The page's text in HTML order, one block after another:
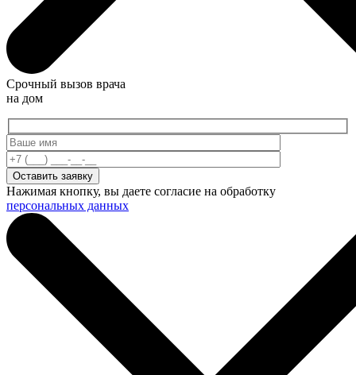
Срочный вызов врача
на дом
Нажимая кнопку, вы даете согласие на обработку
персональных данных